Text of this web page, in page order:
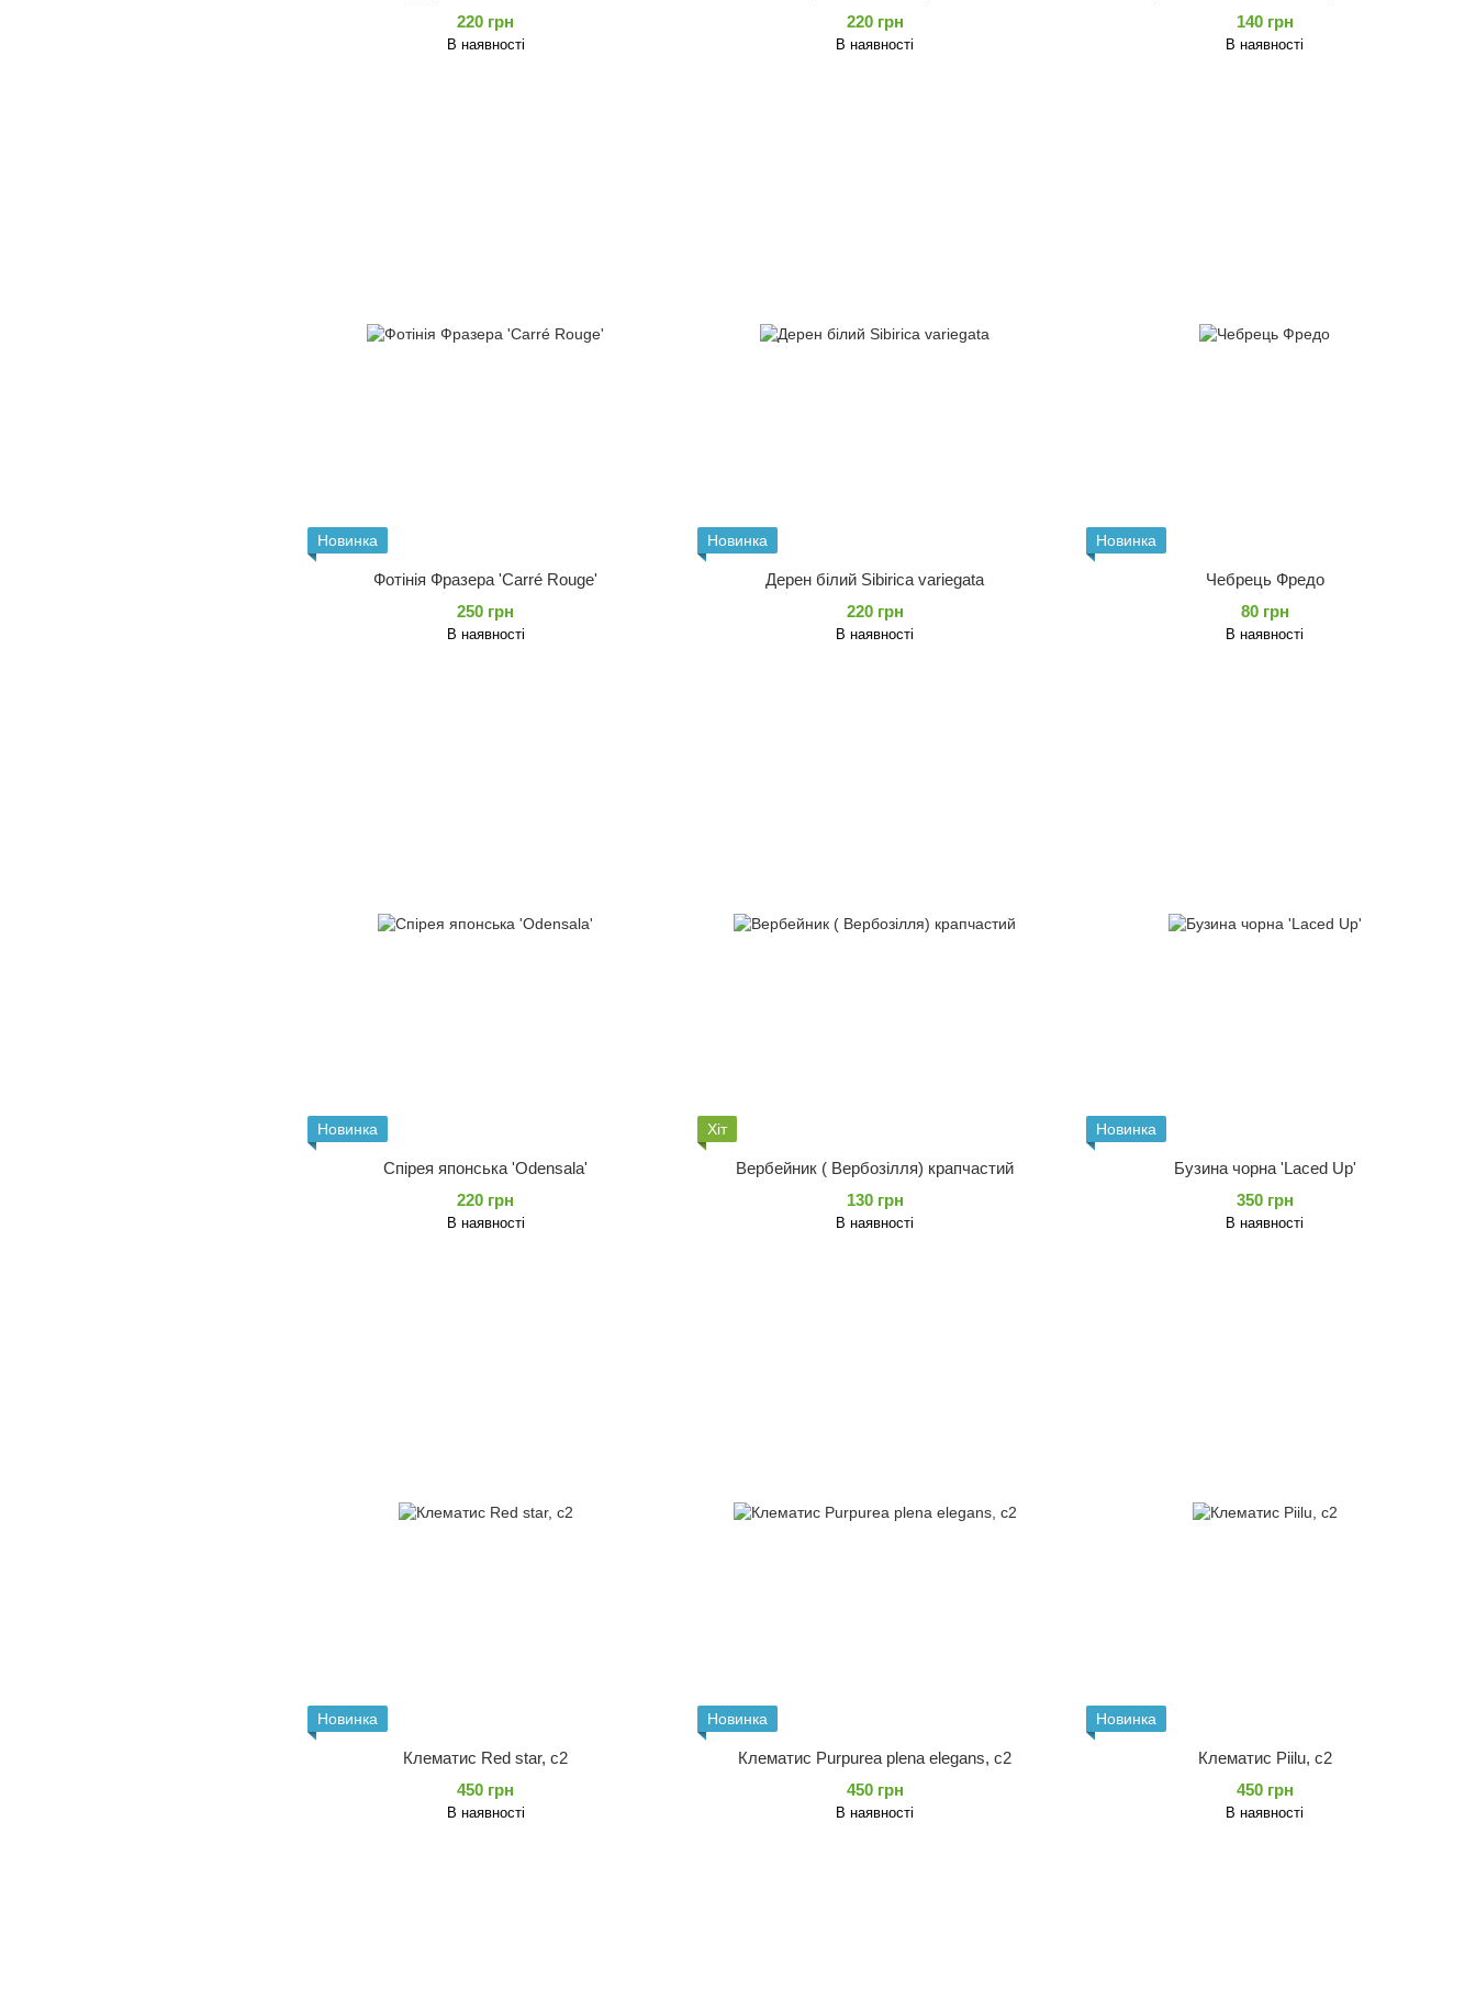
220 грн
В наявності
220 грн
В наявності
140 грн
В наявності
Новинка
Фотінія Фразера 'Carré Rouge'
250 грн
В наявності
Новинка
Дерен білий Sibirica variegata
220 грн
В наявності
Новинка
Чебрець Фредо
80 грн
В наявності
Новинка
Спірея японська 'Odensala'
220 грн
В наявності
Хіт
Вербейник ( Вербозілля) крапчастий
130 грн
В наявності
Новинка
Бузина чорна 'Laced Up'
350 грн
В наявності
Новинка
Клематис Red star, с2
450 грн
В наявності
Новинка
Клематис Purpurea plena elegans, с2
450 грн
В наявності
Новинка
Клематис Piilu, с2
450 грн
В наявності